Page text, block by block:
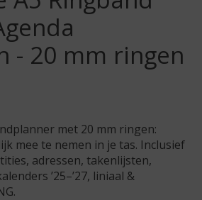
- 20 mm ringen
met 20 mm ringen:
mee te nemen in je tas. Inclusief
adressen, takenlijsten,
’25–’27, liniaal &